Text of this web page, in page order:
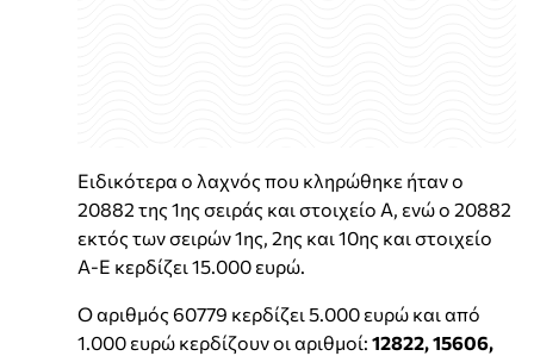
Ειδικότερα ο λαχνός που κληρώθηκε ήταν ο
20882 της 1ης σειράς και στοιχείο Α, ενώ ο 20882
εκτός των σειρών 1ης, 2ης και 10ης και στοιχείο
Α-Ε κερδίζει 15.000 ευρώ.
Ο αριθμός 60779 κερδίζει 5.000 ευρώ και από
1.000 ευρώ κερδίζουν οι αριθμοί: 12822, 15606,